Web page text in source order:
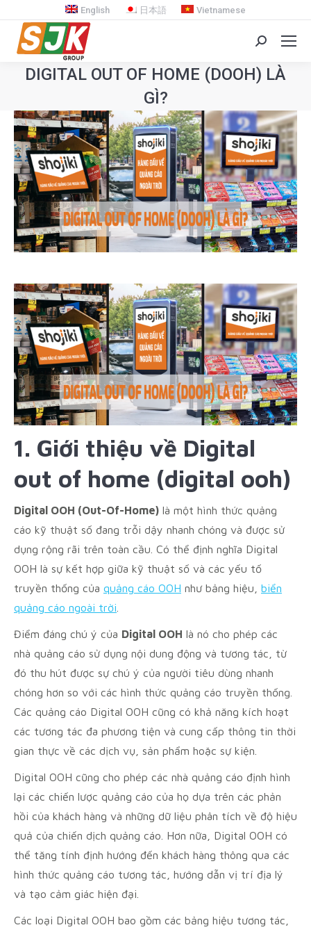
English 日本語 Vietnamese
Search:
DIGITAL OUT OF HOME (DOOH) LÀ
GÌ?
You are here:
1. Giới thiệu về Digital
out of home (digital ooh)
Digital OOH (Out-Of-Home) là một hình thức quảng
cáo kỹ thuật số đang trỗi dậy nhanh chóng và được sử
dụng rộng rãi trên toàn cầu. Có thể định nghĩa Digital
OOH là sự kết hợp giữa kỹ thuật số và các yếu tố
truyền thống của quảng cáo OOH như bảng hiệu, biển
quảng cáo ngoài trời
Điểm đáng chú ý của Digital OOH là nó cho phép các
nhà quảng cáo sử dụng nội dung động và tương tác, từ
đó thu hút được sự chú ý của người tiêu dùng nhanh
chóng hơn so với các hình thức quảng cáo truyền thống.
Các quảng cáo Digital OOH cũng có khả năng kích hoạt
các tương tác đa phương tiện và cung cấp thông tin thời
gian thực về các dịch vụ, sản phẩm hoặc sự kiện.
Digital OOH cũng cho phép các nhà quảng cáo định hình
lại các chiến lược quảng cáo của họ dựa trên các phản
hồi của khách hàng và những dữ liệu phân tích về độ hiệu
quả của chiến dịch quảng cáo. Hơn nữa, Digital OOH có
thể tăng tính định hướng đến khách hàng thông qua các
hình thức quảng cáo tương tác, hướng dẫn vị trí địa lý
và tạo cảm giác hiện đại.
Các loại Digital OOH bao gồm các bảng hiệu tương tác,